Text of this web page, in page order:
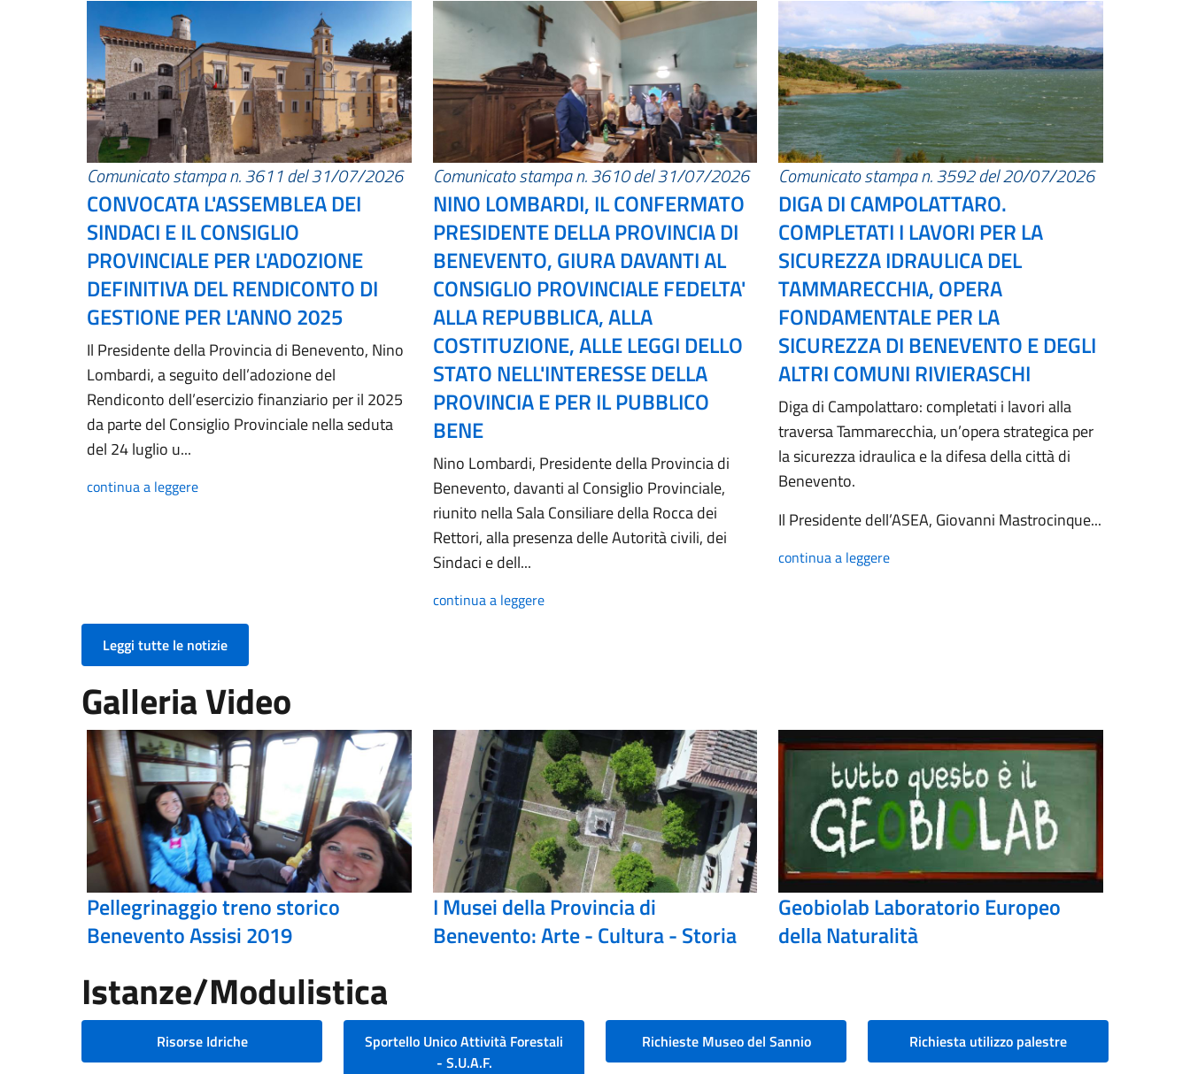
Comunicato stampa n. 3611 del 31/07/2026
CONVOCATA L'ASSEMBLEA DEI
SINDACI E IL CONSIGLIO
PROVINCIALE PER L'ADOZIONE
DEFINITIVA DEL RENDICONTO DI
GESTIONE PER L'ANNO 2025
Il Presidente della Provincia di Benevento, Nino
Lombardi, a seguito dell’adozione del
Rendiconto dell’esercizio finanziario per il 2025
da parte del Consiglio Provinciale nella seduta
del 24 luglio u...
continua a leggere
Comunicato stampa n. 3610 del 31/07/2026
NINO LOMBARDI, IL CONFERMATO
PRESIDENTE DELLA PROVINCIA DI
BENEVENTO, GIURA DAVANTI AL
CONSIGLIO PROVINCIALE FEDELTA'
ALLA REPUBBLICA, ALLA
COSTITUZIONE, ALLE LEGGI DELLO
STATO NELL'INTERESSE DELLA
PROVINCIA E PER IL PUBBLICO
BENE
Nino Lombardi, Presidente della Provincia di
Benevento, davanti al Consiglio Provinciale,
riunito nella Sala Consiliare della Rocca dei
Rettori, alla presenza delle Autorità civili, dei
Sindaci e dell...
continua a leggere
Comunicato stampa n. 3592 del 20/07/2026
DIGA DI CAMPOLATTARO.
COMPLETATI I LAVORI PER LA
SICUREZZA IDRAULICA DEL
TAMMARECCHIA, OPERA
FONDAMENTALE PER LA
SICUREZZA DI BENEVENTO E DEGLI
ALTRI COMUNI RIVIERASCHI
Diga di Campolattaro: completati i lavori alla
traversa Tammarecchia, un’opera strategica per
la sicurezza idraulica e la difesa della città di
Benevento.
Il Presidente dell’ASEA, Giovanni Mastrocinque...
continua a leggere
Leggi tutte le notizie
Galleria Video
Pellegrinaggio treno storico
Benevento Assisi 2019
I Musei della Provincia di
Benevento: Arte - Cultura - Storia
Geobiolab Laboratorio Europeo
della Naturalità
Istanze/Modulistica
Risorse Idriche
Sportello Unico Attività Forestali
- S.U.A.F.
Richieste Museo del Sannio Richiesta utilizzo palestre